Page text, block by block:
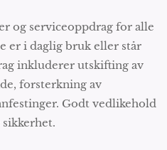
og serviceoppdrag for alle
er i daglig bruk eller står
inkluderer utskifting av
forsterkning av
Godt vedlikehold